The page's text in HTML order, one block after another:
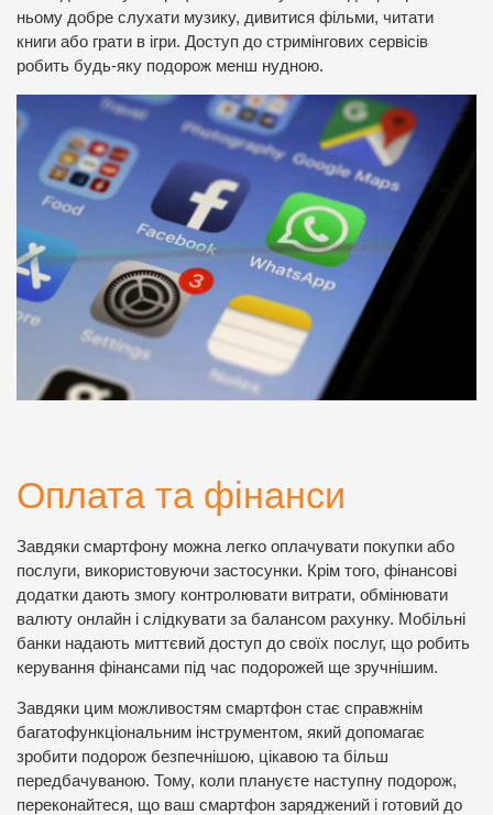
ньому добре слухати музику, дивитися фільми, читати
книги або грати в ігри. Доступ до стримінгових сервісів
робить будь-яку подорож менш нудною.
Оплата та фінанси
Завдяки смартфону можна легко оплачувати покупки або
послуги, використовуючи застосунки. Крім того, фінансові
додатки дають змогу контролювати витрати, обмінювати
валюту онлайн і слідкувати за балансом рахунку. Мобільні
банки надають миттєвий доступ до своїх послуг, що робить
керування фінансами під час подорожей ще зручнішим.
Завдяки цим можливостям смартфон стає справжнім
багатофункціональним інструментом, який допомагає
зробити подорож безпечнішою, цікавою та більш
передбачуваною. Тому, коли плануєте наступну подорож,
переконайтеся, що ваш смартфон заряджений і готовий до